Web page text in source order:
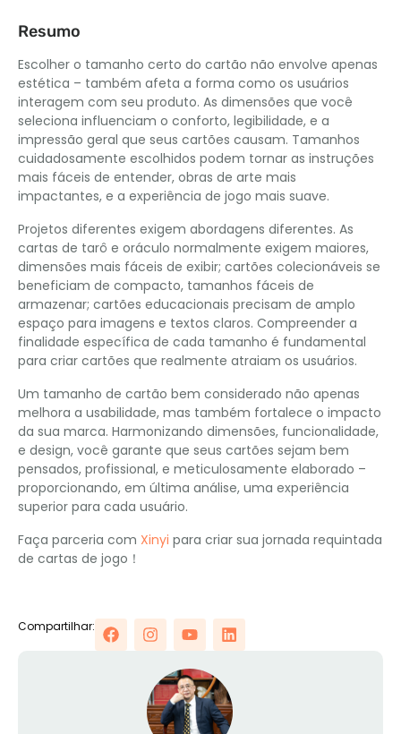
Resumo
Escolher o tamanho certo do cartão não envolve apenas
estética – também afeta a forma como os usuários
interagem com seu produto. As dimensões que você
seleciona influenciam o conforto, legibilidade, e a
impressão geral que seus cartões causam. Tamanhos
cuidadosamente escolhidos podem tornar as instruções
mais fáceis de entender, obras de arte mais
impactantes, e a experiência de jogo mais suave.
Projetos diferentes exigem abordagens diferentes. As
cartas de tarô e oráculo normalmente exigem maiores,
dimensões mais fáceis de exibir; cartões colecionáveis ​​se
beneficiam de compacto, tamanhos fáceis de
armazenar; cartões educacionais precisam de amplo
espaço para imagens e textos claros. Compreender a
finalidade específica de cada tamanho é fundamental
para criar cartões que realmente atraiam os usuários.
Um tamanho de cartão bem considerado não apenas
melhora a usabilidade, mas também fortalece o impacto
da sua marca. Harmonizando dimensões, funcionalidade,
e design, você garante que seus cartões sejam bem
pensados, profissional, e meticulosamente elaborado –
proporcionando, em última análise, uma experiência
superior para cada usuário.
Faça parceria com Xinyi para criar sua jornada requintada
de cartas de jogo！
Compartilhar: